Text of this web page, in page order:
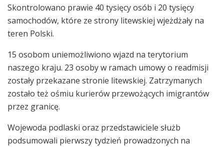
Skontrolowano prawie 40 tysięcy osób i 20 tysięcy
samochodów, które ze strony litewskiej wjeżdżały na
teren Polski.
15 osobom uniemożliwiono wjazd na terytorium
naszego kraju. 23 osoby w ramach umowy o readmisji
zostały przekazane stronie litewskiej. Zatrzymanych
zostało też ośmiu kurierów przewożących imigrantów
przez granicę.
Wojewoda podlaski oraz przedstawiciele służb
podsumowali pierwszy tydzień prowadzonych na